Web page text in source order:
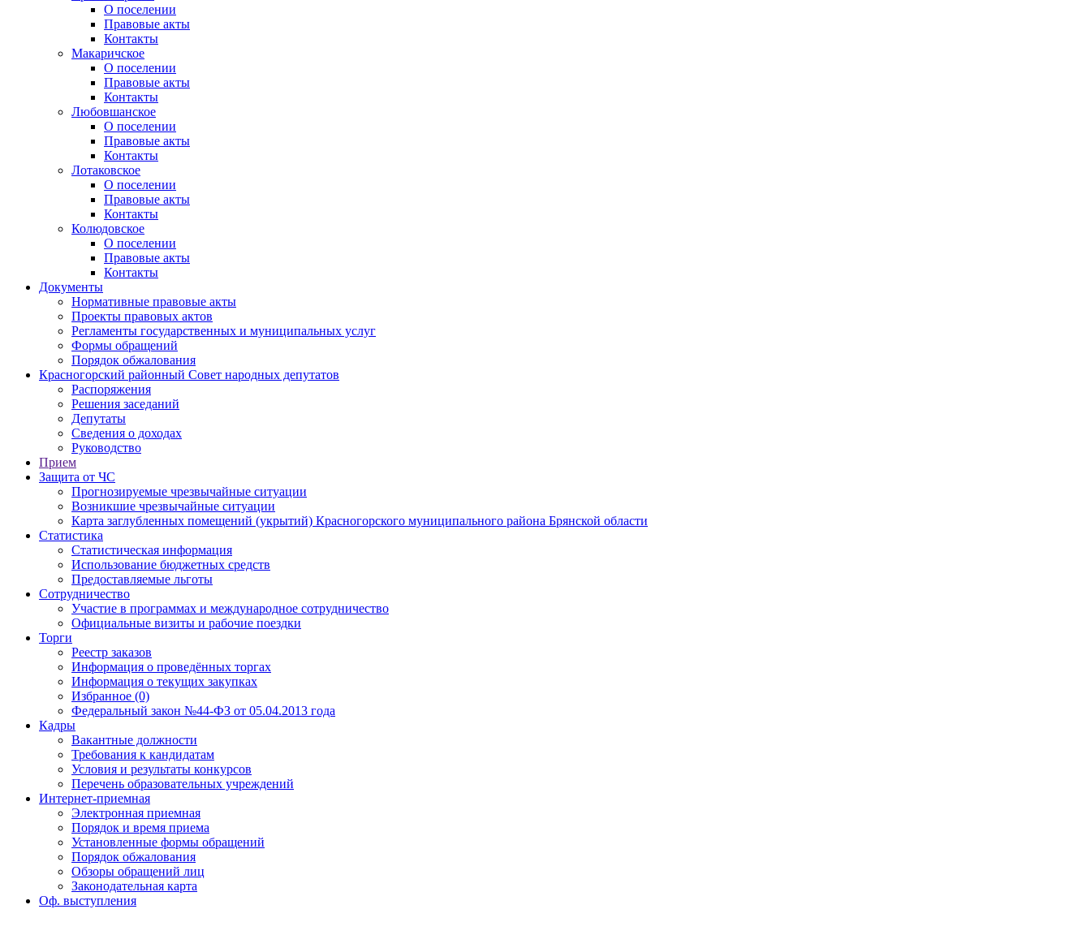
О поселении
Правовые акты
Контакты
Макаричское
О поселении
Правовые акты
Контакты
Любовшанское
О поселении
Правовые акты
Контакты
Лотаковское
О поселении
Правовые акты
Контакты
Колюдовское
О поселении
Правовые акты
Контакты
Документы
Нормативные правовые акты
Проекты правовых актов
Регламенты государственных и муниципальных услуг
Формы обращений
Порядок обжалования
Красногорский районный Совет народных депутатов
Распоряжения
Решения заседаний
Депутаты
Сведения о доходах
Руководство
Прием
Защита от ЧС
Прогнозируемые чрезвычайные ситуации
Возникшие чрезвычайные ситуации
Карта заглубленных помещений (укрытий) Красногорского муниципального района Брянской области
Статистика
Статистическая информация
Использование бюджетных средств
Предоставляемые льготы
Сотрудничество
Участие в программах и международное сотрудничество
Официальные визиты и рабочие поездки
Торги
Реестр заказов
Информация о проведённых торгах
Информация о текущих закупках
Избранное (0)
Федеральный закон №44-ФЗ от 05.04.2013 года
Кадры
Вакантные должности
Требования к кандидатам
Условия и результаты конкурсов
Перечень образовательных учреждений
Интернет-приемная
Электронная приемная
Порядок и время приема
Установленные формы обращений
Порядок обжалования
Обзоры обращений лиц
Законодательная карта
Оф. выступления